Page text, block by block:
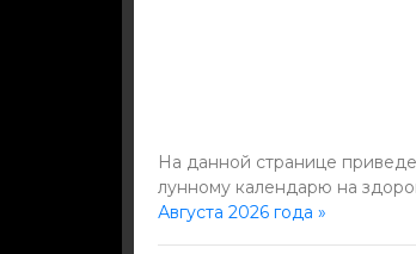
На данной странице
лунному календарю на
Августа 2026 года »